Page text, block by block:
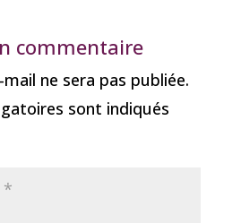
commentaire
ne sera pas publiée.
sont indiqués